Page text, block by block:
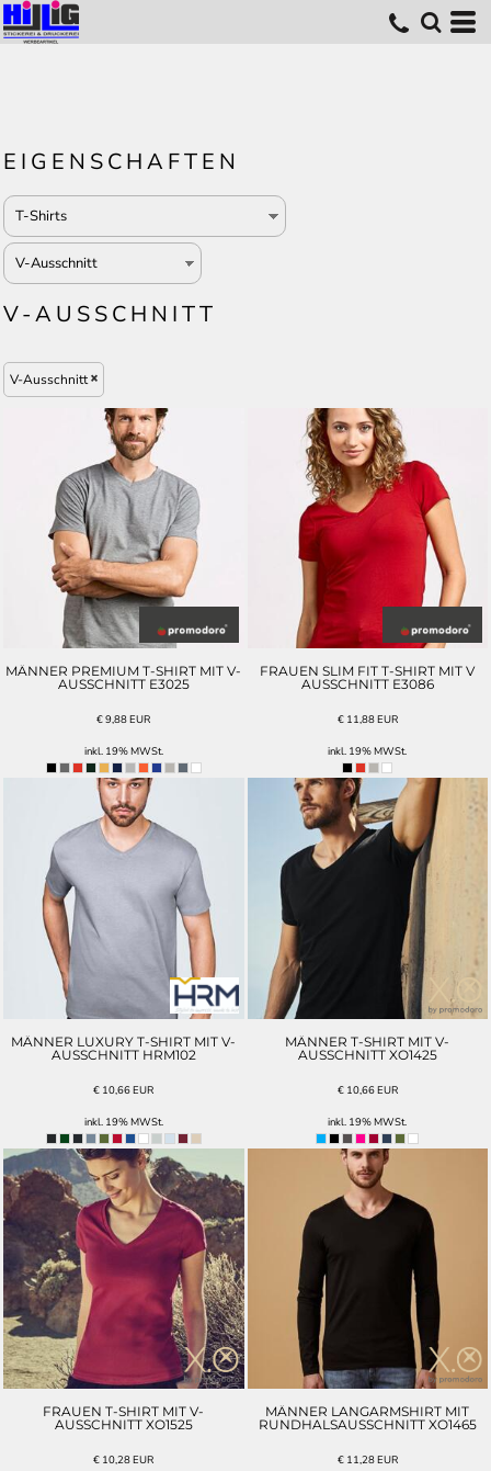
EIGENSCHAFTEN
V-AUSSCHNITT
V-Ausschnitt
MÄNNER PREMIUM T-SHIRT MIT V-
AUSSCHNITT E3025
€9,88EUR
inkl. 19% MWSt.
FRAUEN SLIM FIT T-SHIRT MIT V
AUSSCHNITT E3086
€ 11,88EUR
inkl. 19% MWSt.
MÄNNER LUXURY T-SHIRT MIT V-
AUSSCHNITT HRM102
€ 10,66EUR
inkl. 19% MWSt.
MÄNNER T-SHIRT MIT V-
AUSSCHNITT XO1425
€ 10,66EUR
inkl. 19% MWSt.
FRAUEN T-SHIRT MIT V-
AUSSCHNITT XO1525
€ 10,28EUR
MÄNNER LANGARMSHIRT MIT
RUNDHALSAUSSCHNITT XO1465
€ 11,28EUR